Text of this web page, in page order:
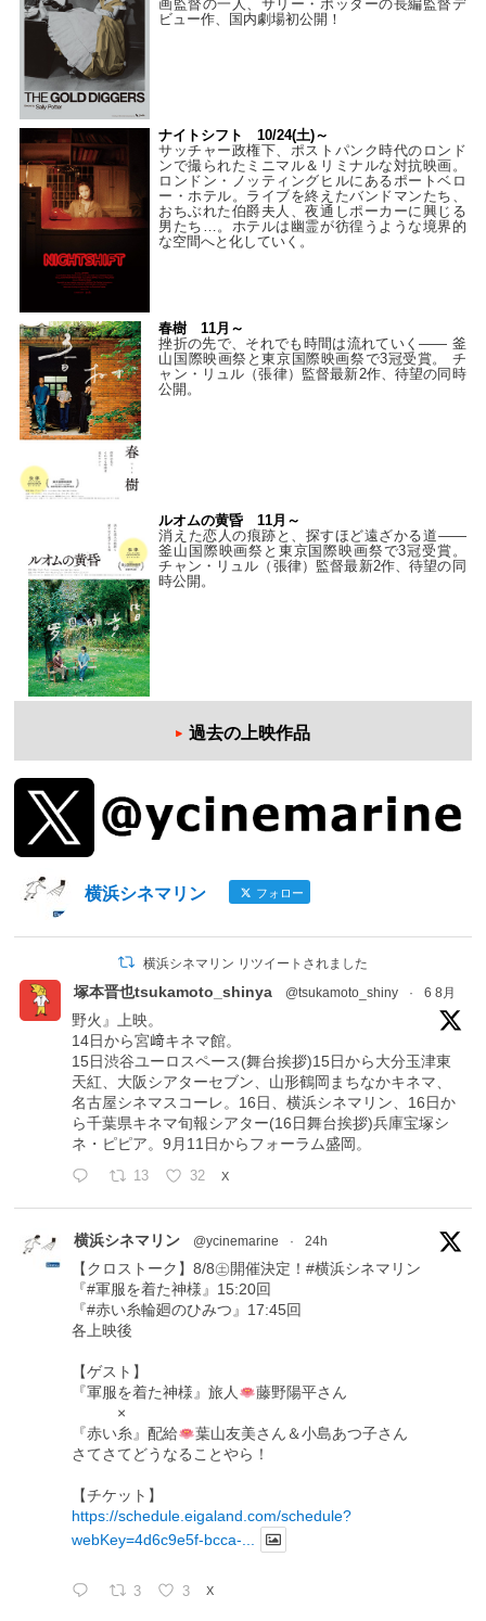
画監督の一人、サリー・ポッターの長編監督デ
ビュー作、国内劇場初公開！
ナイトシフト 10/24(土)～
サッチャー政権下、ポストパンク時代のロンド
ンで撮られたミニマル＆リミナルな対抗映画。
ロンドン・ノッティングヒルにあるポートベロ
ー・ホテル。ライブを終えたバンドマンたち、
おちぶれた伯爵夫人、夜通しポーカーに興じる
男たち…。ホテルは幽霊が彷徨うような境界的
な空間へと化していく。
春樹 11月～
挫折の先で、それでも時間は流れていく—— 釜
山国際映画祭と東京国際映画祭で3冠受賞。 チ
ャン・リュル（張律）監督最新2作、待望の同時
公開。
ルオムの黄昏 11月～
消えた恋人の痕跡と、探すほど遠ざかる道——
釜山国際映画祭と東京国際映画祭で3冠受賞。
チャン・リュル（張律）監督最新2作、待望の同
時公開。
過去の上映作品
横浜シネマリン フォロー
横浜シネマリン リツイートされました
塚本晋也tsukamoto_shinya @tsukamoto_shiny · 6 8月
野火』上映。
14日から宮﨑キネマ館。
15日渋谷ユーロスペース(舞台挨拶)15日から大分玉津東
天紅、大阪シアターセブン、山形鶴岡まちなかキネマ、
名古屋シネマスコーレ。16日、横浜シネマリン、16日か
ら千葉県キネマ旬報シアター(16日舞台挨拶)兵庫宝塚シ
ネ・ピピア。9月11日からフォーラム盛岡。
13 32 X
横浜シネマリン @ycinemarine · 24h
【クロストーク】8/8㊏開催決定！#横浜シネマリン
『#軍服を着た神様』15:20回
『#赤い糸輪廻のひみつ』17:45回
各上映後
【ゲスト】
『軍服を着た神様』旅人
藤野陽平さん
×
『赤い糸』配給
葉山友美さん＆小島あつ子さん
さてさてどうなることやら！
【チケット】
https://schedule.eigaland.com/schedule?
webKey=4d6c9e5f-bcca-...
3 3 X